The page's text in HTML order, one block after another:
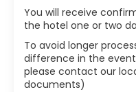
You will receive
the hotel one or two
To avoid longer
difference in the
please contact our
documents)